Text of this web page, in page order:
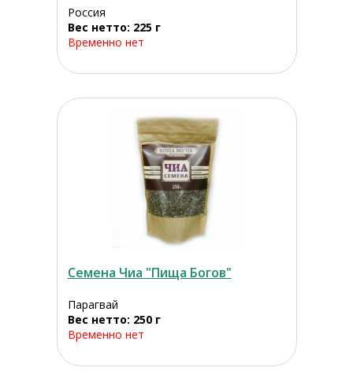
Россия
Вес нетто: 225 г
Временно нет
Семена Чиа "Пища Богов"
Парагвай
Вес нетто: 250 г
Временно нет